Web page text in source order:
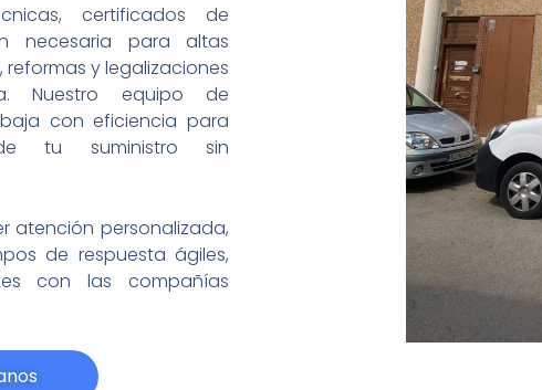
certificados de
necesaria para altas
y legalizaciones
Nuestro equipo de
con eficiencia para
tu suministro sin
atención personalizada,
de respuesta ágiles,
con las compañías